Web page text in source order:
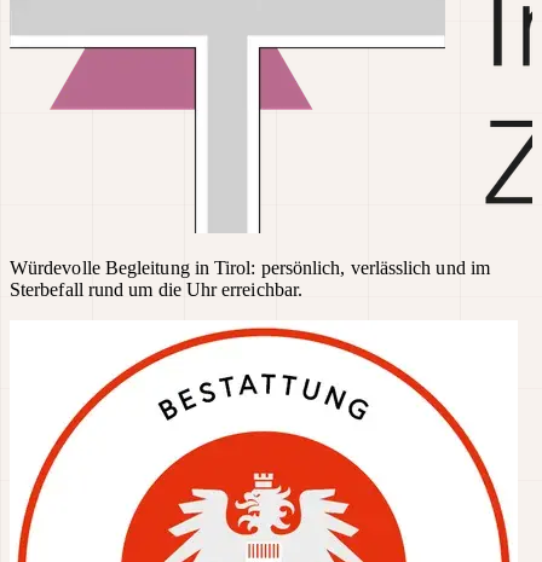
Würdevolle Begleitung in Tirol: persönlich, verlässlich und im
Sterbefall rund um die Uhr erreichbar.